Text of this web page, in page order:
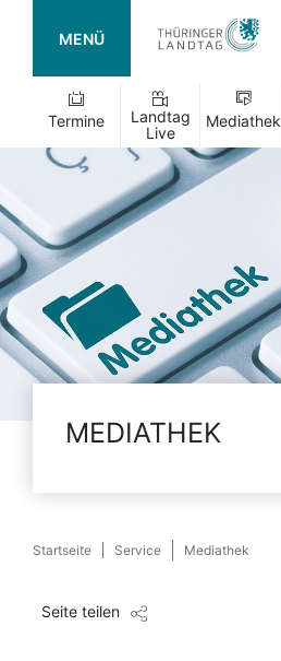
MENÜ
Termine
Landtag
Live
Mediathek
MEDIATHEK
Startseite Service Mediathek
Seite teilen